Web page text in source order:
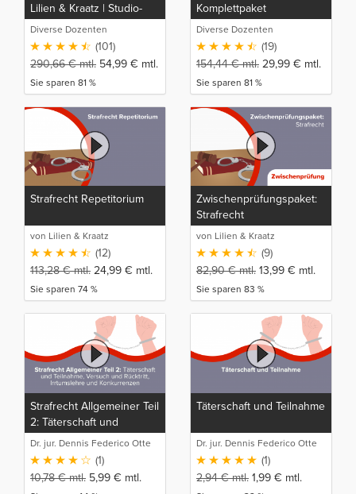
Lilien & Kraatz | Studio-
Rep
Diverse Dozenten
(101)
290,66€mtl. 54,99 € mtl.
Sie sparen 81 %
Komplettpaket
Diverse Dozenten
(19)
154,44€mtl. 29,99 € mtl.
Sie sparen 81 %
Strafrecht Repetitorium
von Lilien & Kraatz
(12)
113,28€mtl. 24,99 € mtl.
Sie sparen 74 %
Zwischenprüfungspaket:
Strafrecht
von Lilien & Kraatz
(9)
82,90€mtl. 13,99 € mtl.
Sie sparen 83 %
Strafrecht Allgemeiner Teil
2: Täterschaft und
Teilnahme, Versuch und
Rücktritt, Irrtumslehre und
Konkurrenzen
Dr. jur. Dennis Federico Otte
(1)
10,78€mtl. 5,99 € mtl.
Täterschaft und Teilnahme
Dr. jur. Dennis Federico Otte
(1)
2,94€mtl. 1,99 € mtl.